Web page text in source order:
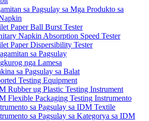
sa Pagsulay sa Mga Produkto sa
Paper Ball Burst Tester
Napkin Absorption Speed ​​Tester
Paper Dispersibility Tester
sa Pagsulay
nga Lamesa
sa Pagsulay sa Balat
Testing Equipment
Rubber ug Plastic Testing Instrument
Flexible Packaging Testing Instrumento
sa Pagsulay sa IDM Textile
sa Pagsulay sa Kategorya sa IDM